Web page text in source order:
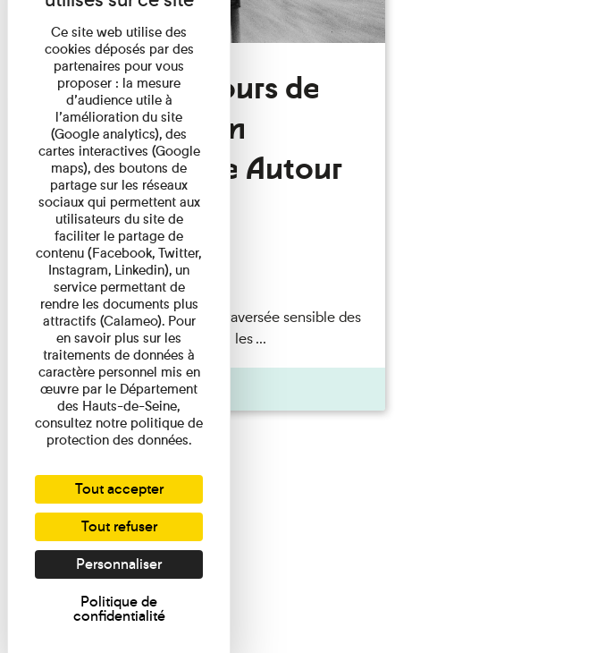
Derniers jours de
l'exposition
temporaire Autour
du Monde
Exposition temporaire
14/12/2022
Embarquez dans une traversée sensible des
collections et explorez les ...
Actualité
Ce site web utilise des
cookies déposés par des
partenaires pour vous
proposer : la mesure
d’audience utile à
l’amélioration du site
(Google analytics), des
cartes interactives (Google
maps), des boutons de
partage sur les réseaux
sociaux qui permettent aux
utilisateurs du site de
faciliter le partage de
contenu (Facebook, Twitter,
Instagram, Linkedin), un
service permettant de
rendre les documents plus
attractifs (Calameo). Pour
en savoir plus sur les
traitements de données à
caractère personnel mis en
œuvre par le Département
des Hauts-de-Seine,
consultez notre politique de
protection des données.
Tout accepter
Tout refuser
Personnaliser
Politique de
confidentialité